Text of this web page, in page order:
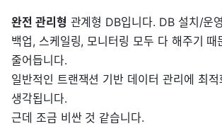
완전 관리형 관계형 DB입니다. DB 설치/운
백업, 스케일링, 모니터링 모두 다 해주기 때
줄어듭니다.
일반적인 트랜잭션 기반 데이터 관리에 최
생각됩니다.
근데 조금 비싼 것 같습니다.